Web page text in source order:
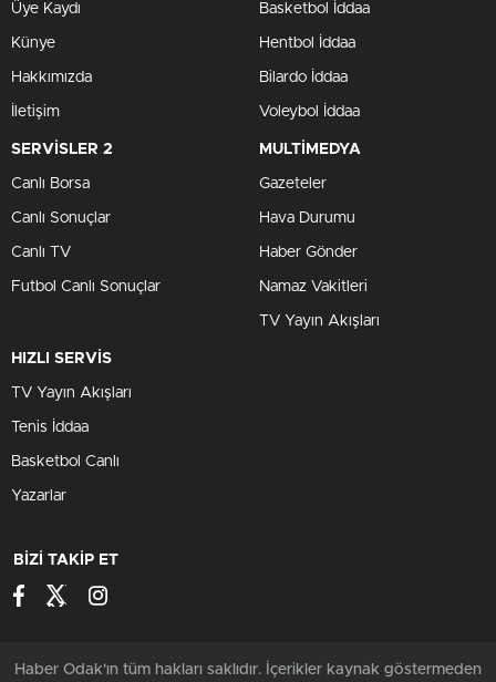
Üye Kaydı
Künye
Hakkımızda
İletişim
Basketbol İddaa
Hentbol İddaa
Bilardo İddaa
Voleybol İddaa
SERVİSLER 2
Canlı Borsa
Canlı Sonuçlar
Canlı TV
Futbol Canlı Sonuçlar
MULTİMEDYA
Gazeteler
Hava Durumu
Haber Gönder
Namaz Vakitleri
TV Yayın Akışları
HIZLI SERVİS
TV Yayın Akışları
Tenis İddaa
Basketbol Canlı
Yazarlar
BİZİ TAKİP ET
Haber Odak'ın tüm hakları saklıdır. İçerikler kaynak göstermeden